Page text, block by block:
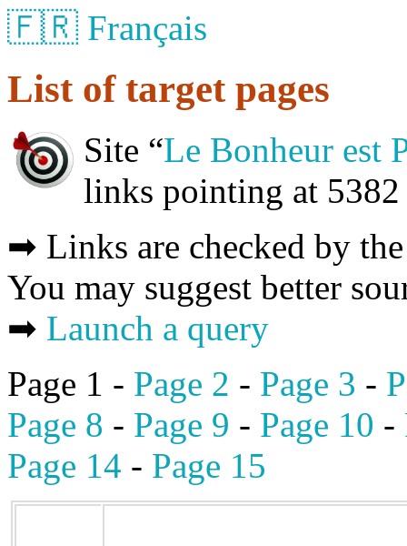
🇫🇷 Français
List of target pages
Site “Le Bonheur est
links pointing at
➡ Links are checked by
You may suggest better
➡ Launch a query
Page 1 - Page 2 - Page 3 -
Page 8 - Page 9 - Page 10 -
Page 14 - Page 15